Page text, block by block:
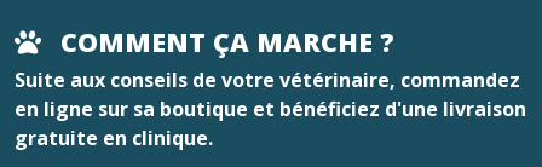
COMMENT ÇA MARCHE ?
Suite aux conseils de votre vétérinaire, commandez
en ligne sur sa boutique et bénéficiez d'une livraison
gratuite en clinique.